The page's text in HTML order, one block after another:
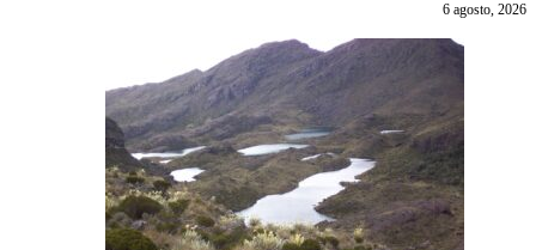
6 agosto, 2026